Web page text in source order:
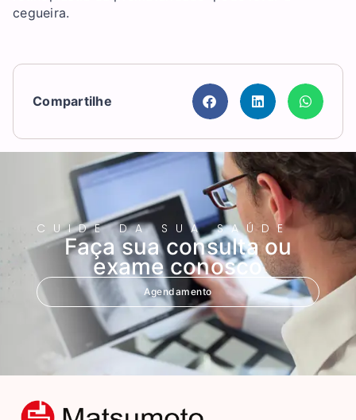
cegueira.
Compartilhe
CUIDE DA SUA SAÚDE
Faça sua consulta ou
exame conosco
Agendamento